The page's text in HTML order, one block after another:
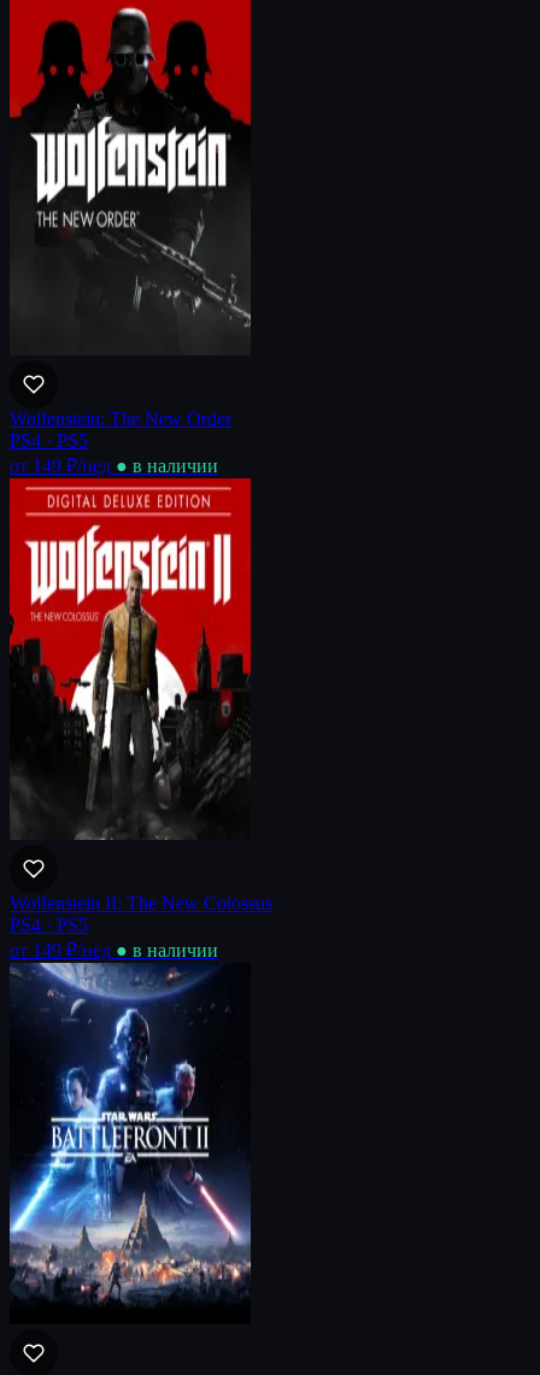
Wolfenstein: The New Order
PS4 · PS5
от 149 ₽/нед ● в наличии
Wolfenstein II: The New Colossus
PS4 · PS5
от 149 ₽/нед ● в наличии